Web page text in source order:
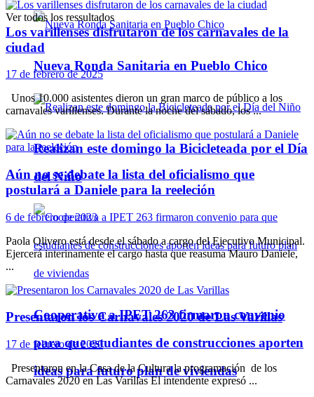
Nueva Ronda Sanitaria en Pueblo Chico
Realizan este domingo la Bicicleteada por el Día
del Niño
Cooperativa a IPET 263 firmaron convenio
para que estudiantes de construcciones aporten
ideas para futuro plan de viviendas
Ver todos los ressultados
Los varillenses disfrutaron de los carnavales de la
ciudad
17 de febrero de 2025
Unos 10.000 asistentes dieron un gran marco de público a los
carnavales varillenses. Durante la noche del sábado, los ...
Aún no se debate la lista del oficialismo que
postulará a Daniele para la reeleción
6 de febrero de 2023
Paola Olivero está desde el sábado a cargo del Ejecutivo Municipal.
Ejercerá interinamente el cargo hasta que reasuma Mauro Daniele,
...
Presentaron los Carnavales 2020 de Las Varillas
17 de febrero de 2020
Presentaron en la Casa de la Cultura la programación de los
Carnavales 2020 en Las Varillas El intendente expresó ...